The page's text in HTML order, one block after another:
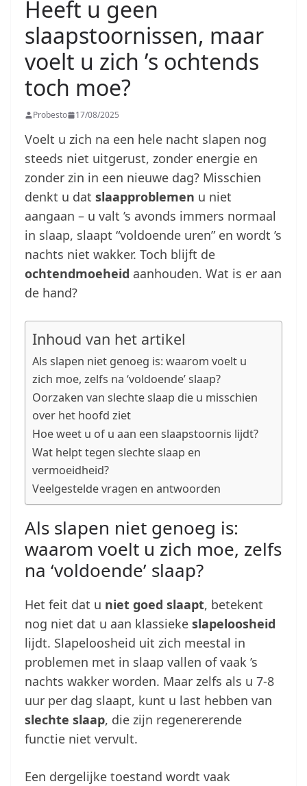
Heeft u geen
slaapstoornissen, maar
voelt u zich ’s ochtends
toch moe?
Probesto 17/08/2025
Voelt u zich na een hele nacht slapen nog
steeds niet uitgerust, zonder energie en
zonder zin in een nieuwe dag? Misschien
denkt u dat slaapproblemen u niet
aangaan – u valt ’s avonds immers normaal
in slaap, slaapt “voldoende uren” en wordt ’s
nachts niet wakker. Toch blijft de
ochtendmoeheid aanhouden. Wat is er aan
de hand?
Inhoud van het artikel
Als slapen niet genoeg is: waarom voelt u
zich moe, zelfs na ‘voldoende’ slaap?
Oorzaken van slechte slaap die u misschien
over het hoofd ziet
Hoe weet u of u aan een slaapstoornis lijdt?
Wat helpt tegen slechte slaap en
vermoeidheid?
Veelgestelde vragen en antwoorden
Als slapen niet genoeg is:
waarom voelt u zich moe, zelfs
na ‘voldoende’ slaap?
Het feit dat u niet goed slaapt, betekent
nog niet dat u aan klassieke slapeloosheid
lijdt. Slapeloosheid uit zich meestal in
problemen met in slaap vallen of vaak ’s
nachts wakker worden. Maar zelfs als u 7-8
uur per dag slaapt, kunt u last hebben van
slechte slaap, die zijn regenererende
functie niet vervult.
Een dergelijke toestand wordt vaak